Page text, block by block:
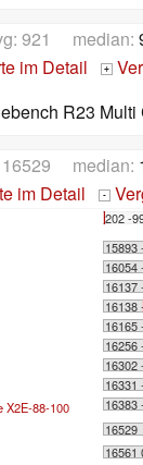
921 median:
im Detail +
R23 Multi
median:
im Detail -
202 -
15893
16054
16137
16138
16165
16256
16302
16331
X2E-88-100
16383
16529
16561